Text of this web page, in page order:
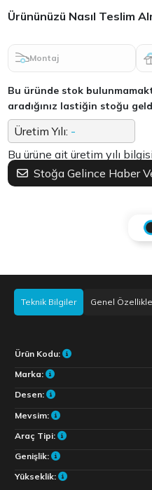
Ürününüzü Nasıl Teslim
Montaj
Bu üründe stok
aradığınız lastiğin stoğu
Üretim Yılı: -
Bu ürüne ait üretim yılı
Stoğa Gelince Haber
Teknik Bilgiler Genel
Ürün Kodu:
Marka:
Desen:
Mevsim:
Araç Tipi:
Genişlik:
Yükseklik: